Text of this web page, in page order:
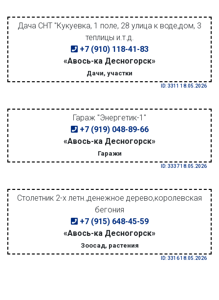
Дача СНТ "Кукуевка, 1 поле, 28 улица к воде,дом, 3
теплицы и.т.д.
+7 (910) 118-41-83
«Авось-ка Десногорск»
Дачи, участки
ID: 3311 18.05.2026
Гараж "Энергетик-1"
+7 (919) 048-89-66
«Авось-ка Десногорск»
Гаражи
ID: 3337 18.05.2026
Столетник 2-х летн.,денежное дерево,королевская
бегония
+7 (915) 648-45-59
«Авось-ка Десногорск»
Зоосад, растения
ID: 3316 18.05.2026